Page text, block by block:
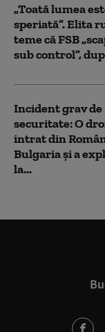
„Toată lumea
speriată”. Elita
teme că FSB
sub control”,
Incident grav de
securitate: O
intrat din
Bulgaria şi a
la...